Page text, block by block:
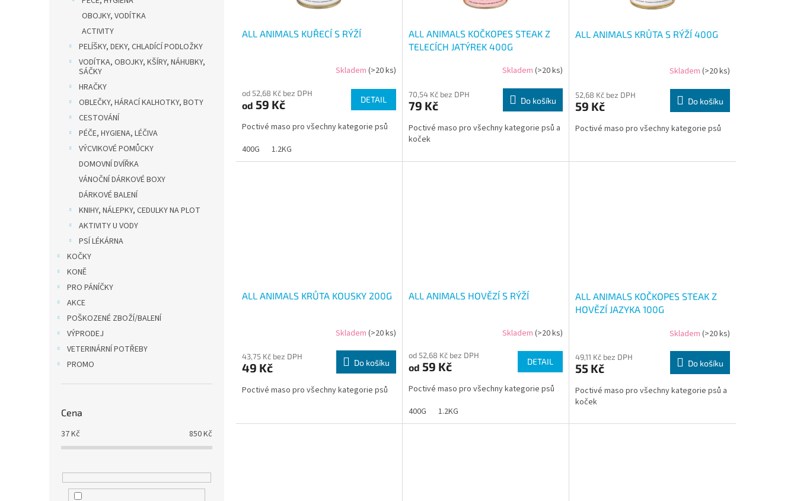
OBOJKY, VODÍTKA
ACTIVITY
PELÍŠKY, DEKY, CHLADÍCÍ PODLOŽKY
VODÍTKA, OBOJKY, KŠÍRY, NÁHUBKY,
SÁČKY
HRAČKY
OBLEČKY, HÁRACÍ KALHOTKY, BOTY
CESTOVÁNÍ
PÉČE, HYGIENA, LÉČIVA
VÝCVIKOVÉ POMŮCKY
DOMOVNÍ DVÍŘKA
VÁNOČNÍ DÁRKOVÉ BOXY
DÁRKOVÉ BALENÍ
KNIHY, NÁLEPKY, CEDULKY NA PLOT
AKTIVITY U VODY
PSÍ LÉKÁRNA
KOČKY
KONĚ
PRO PÁNÍČKY
AKCE
POŠKOZENÉ ZBOŽÍ/BALENÍ
VÝPRODEJ
VETERINÁRNÍ POTŘEBY
PROMO
Cena
37Kč 850Kč
ALL ANIMALS KUŘECÍ S RÝŽÍ
Skladem (>20 ks)
od 52,68 Kč bez DPH
od 59 Kč DETAIL
Poctivé maso pro všechny kategorie psů
400G
1.2KG
ALL ANIMALS KOČKOPES STEAK Z
TELECÍCH JATÝREK 400G
Skladem (>20 ks)
70,54 Kč bez DPH
79 Kč Do košíku
Poctivé maso pro všechny kategorie psů a
koček
ALL ANIMALS KRŮTA S RÝŽÍ 400G
Skladem (>20 ks)
52,68 Kč bez DPH
59 Kč Do košíku
Poctivé maso pro všechny kategorie psů
ALL ANIMALS KRŮTA KOUSKY 200G
Skladem (>20 ks)
43,75 Kč bez DPH
49 Kč Do košíku
Poctivé maso pro všechny kategorie psů
ALL ANIMALS HOVĚZÍ S RÝŽÍ
Skladem (>20 ks)
od 52,68 Kč bez DPH
od 59 Kč DETAIL
Poctivé maso pro všechny kategorie psů
400G
1.2KG
ALL ANIMALS KOČKOPES STEAK Z
HOVĚZÍ JAZYKA 100G
Skladem (>20 ks)
49,11 Kč bez DPH
55 Kč Do košíku
Poctivé maso pro všechny kategorie psů a
koček